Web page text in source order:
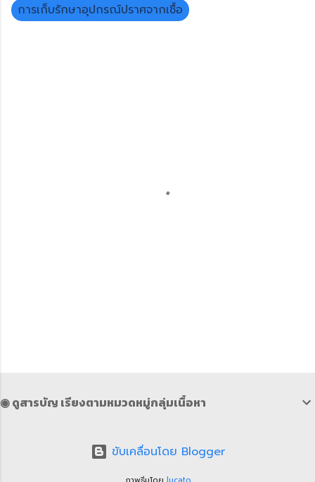
การเก็บรักษาอุปกรณ์ปราศจากเชื้อ
◉ ดูสารบัญ เรียงตามหมวดหมู่กลุ่มเนื้อหา
ขับเคลื่อนโดย Blogger